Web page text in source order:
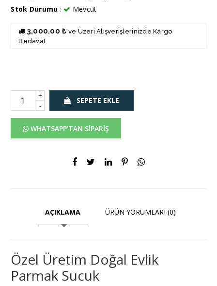
Stok Durumu : Mevcut
3,000.00 ₺ ve Üzeri Alışverişlerinizde Kargo
Bedava!
+
-
SEPETE EKLE
WHATSAPP'TAN SİPARİŞ
AÇIKLAMA ÜRÜN YORUMLARI (0)
Özel Üretim Doğal Evlik
Parmak Sucuk